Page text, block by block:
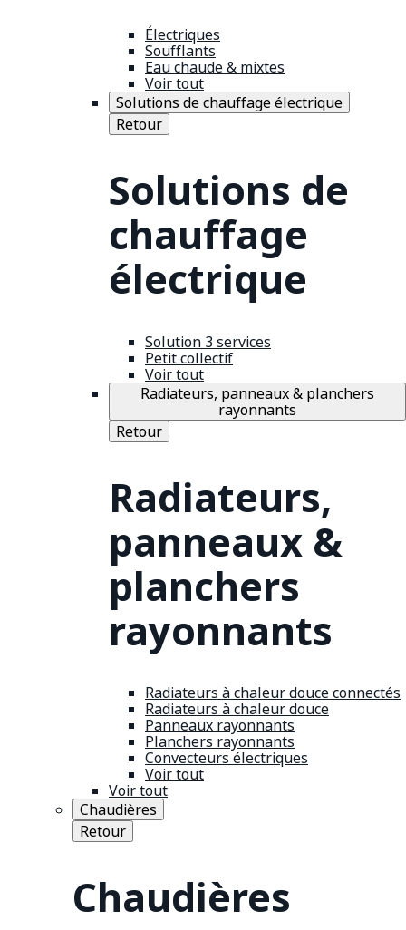
Électriques
Soufflants
Eau chaude & mixtes
Voir tout
Solutions de chauffage électrique
Retour
Solutions de
chauffage
électrique
Solution 3 services
Petit collectif
Voir tout
Radiateurs, panneaux & planchers
rayonnants
Retour
Radiateurs,
panneaux &
planchers
rayonnants
Radiateurs à chaleur douce connectés
Radiateurs à chaleur douce
Panneaux rayonnants
Planchers rayonnants
Convecteurs électriques
Voir tout
Voir tout
Chaudières
Retour
Chaudières